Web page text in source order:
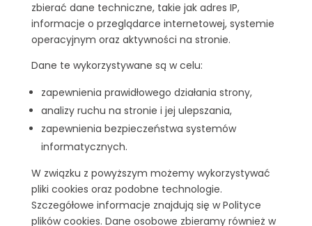
zbierać dane techniczne, takie jak adres IP,
informacje o przeglądarce internetowej, systemie
operacyjnym oraz aktywności na stronie.
Dane te wykorzystywane są w celu:
zapewnienia prawidłowego działania strony,
analizy ruchu na stronie i jej ulepszania,
zapewnienia bezpieczeństwa systemów
informatycznych.
W związku z powyższym możemy wykorzystywać
pliki cookies oraz podobne technologie.
Szczegółowe informacje znajdują się w Polityce
plików cookies. Dane osobowe zbieramy również w